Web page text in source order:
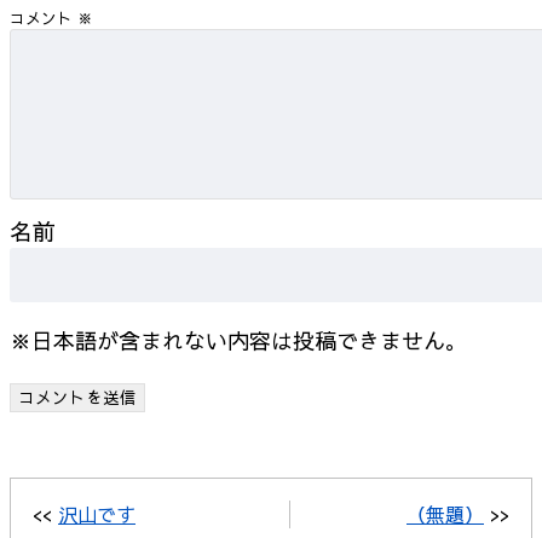
コメント ※
名前
※日本語が含まれない内容は投稿できません。
<< 沢山です （無題） >>